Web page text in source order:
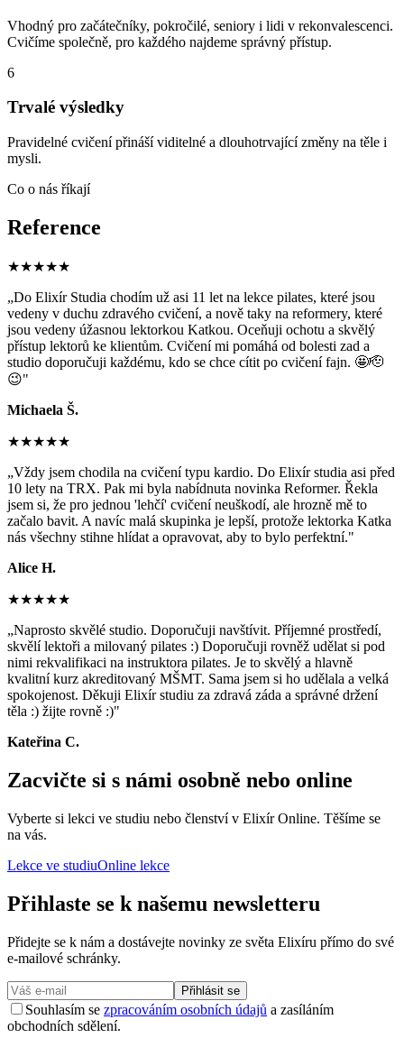
Vhodný pro začátečníky, pokročilé, seniory i lidi v rekonvalescenci.
Cvičíme společně, pro každého najdeme správný přístup.
6
Trvalé výsledky
Pravidelné cvičení přináší viditelné a dlouhotrvající změny na těle i
mysli.
Co o nás říkají
Reference
★★★★★
„Do Elixír Studia chodím už asi 11 let na lekce pilates, které jsou
vedeny v duchu zdravého cvičení, a nově taky na reformery, které
jsou vedeny úžasnou lektorkou Katkou. Oceňuji ochotu a skvělý
přístup lektorů ke klientům. Cvičení mi pomáhá od bolesti zad a
studio doporučuji každému, kdo se chce cítit po cvičení fajn. 🤩🫡
😉"
Michaela Š.
★★★★★
„Vždy jsem chodila na cvičení typu kardio. Do Elixír studia asi před
10 lety na TRX. Pak mi byla nabídnuta novinka Reformer. Řekla
jsem si, že pro jednou 'lehčí' cvičení neuškodí, ale hrozně mě to
začalo bavit. A navíc malá skupinka je lepší, protože lektorka Katka
nás všechny stihne hlídat a opravovat, aby to bylo perfektní."
Alice H.
★★★★★
„Naprosto skvělé studio. Doporučuji navštívit. Příjemné prostředí,
skvělí lektoři a milovaný pilates :) Doporučuji rovněž udělat si pod
nimi rekvalifikaci na instruktora pilates. Je to skvělý a hlavně
kvalitní kurz akreditovaný MŠMT. Sama jsem si ho udělala a velká
spokojenost. Děkuji Elixír studiu za zdravá záda a správné držení
těla :) žijte rovně :)"
Kateřina C.
Zacvičte si s námi osobně nebo online
Vyberte si lekci ve studiu nebo členství v Elixír Online. Těšíme se
na vás.
Lekce ve studiuOnline lekce
Přihlaste se k našemu newsletteru
Přidejte se k nám a dostávejte novinky ze světa Elixíru přímo do své
e-mailové schránky.
Přihlásit se
Souhlasím se zpracováním osobních údajů a zasíláním
obchodních sdělení.